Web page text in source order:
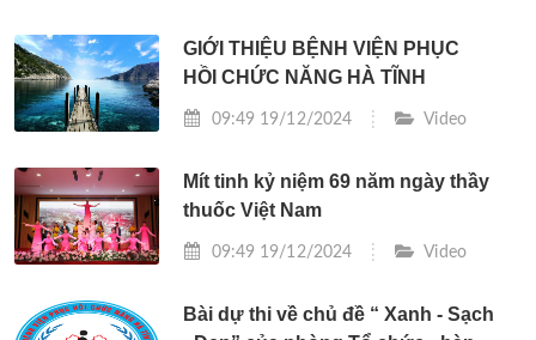
GIỚI THIỆU BỆNH VIỆN PHỤC
HỒI CHỨC NĂNG HÀ TĨNH
09:49 19/12/2024 Video
Mít tinh kỷ niệm 69 năm ngày thầy
thuốc Việt Nam
09:49 19/12/2024 Video
Bài dự thi về chủ đề “ Xanh - Sạch